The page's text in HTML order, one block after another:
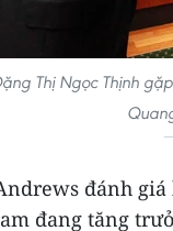
Thị Ngọc Thịnh
đánh
đang tăng